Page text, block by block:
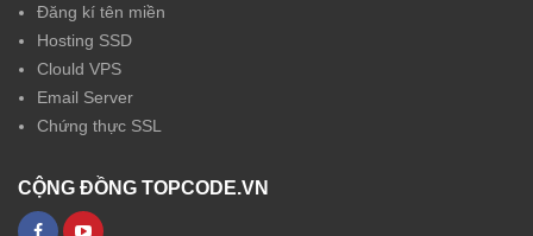
Đăng kí tên miền
Hosting SSD
Clould VPS
Email Server
Chứng thực SSL
CỘNG ĐỒNG TOPCODE.VN